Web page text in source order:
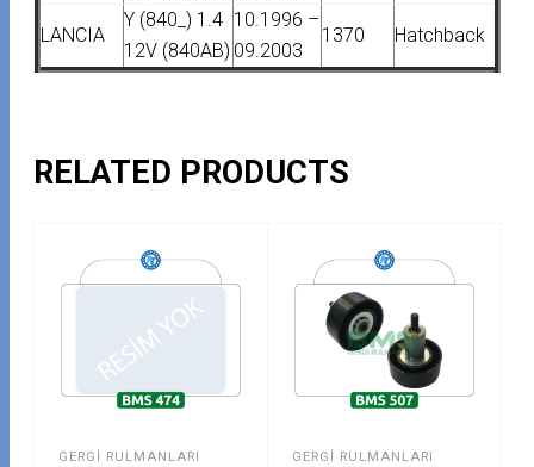
LANCIA
Y (840_) 1.4
12V (840AB)
10.1996 –
09.2003
1370 Hatchback
RELATED PRODUCTS
GERGI RULMANLARI GERGI RULMANLARI